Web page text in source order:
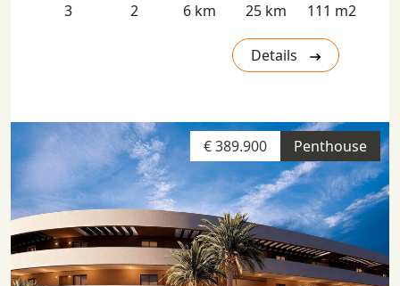
3 2 6 km 25 km 111 m2
Details
Penthouse
€ 389.900